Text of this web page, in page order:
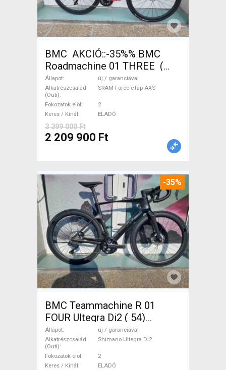
BMC AKCIÓ::-35%% BMC
Roadmachine 01 THREE (
54) Országúti SRAM Force
eTap AXS tárcsafék új /
garanciával ELADÓ
Állapot
új / garanciával
Alkatrészcsalád
(Outi)
SRAM Force eTap AXS
Fokozatok elöl
2
Keres / Kínál
ELADÓ
3 399 000 Ft
2 209 900 Ft
-35%
BMC Teammachine R 01
FOUR Ultegra Di2 ( 54)
Országúti Shimano Ultegra
Di2 tárcsafék új / garanciával
ELADÓ
Állapot
új / garanciával
Alkatrészcsalád
(Outi)
Shimano Ultegra Di2
Fokozatok elöl
2
Keres / Kínál
ELADÓ